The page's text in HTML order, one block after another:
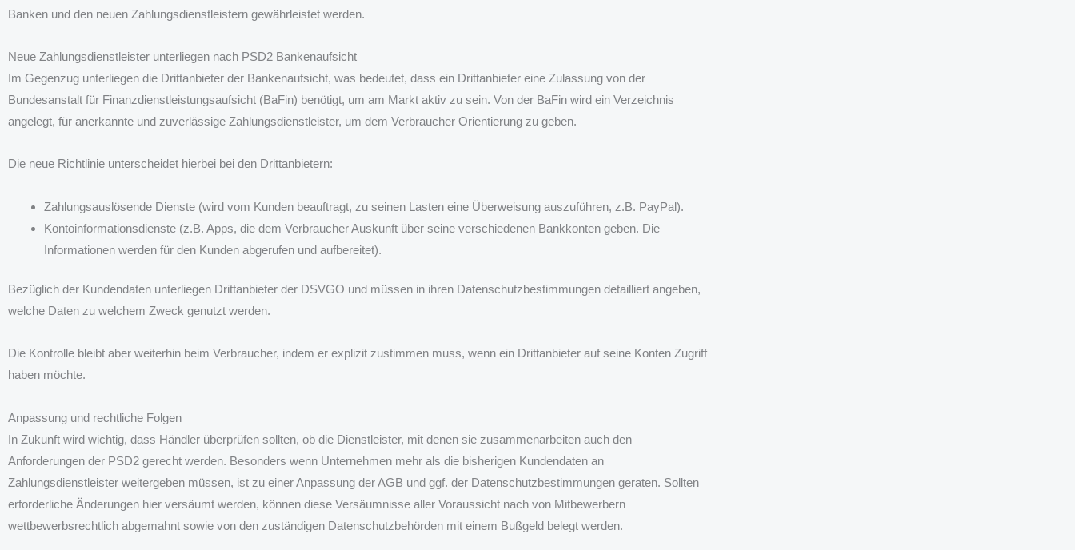
Banken und den neuen Zahlungsdienstleistern gewährleistet werden.
Neue Zahlungsdienstleister unterliegen nach PSD2 Bankenaufsicht
Im Gegenzug unterliegen die Drittanbieter der Bankenaufsicht, was bedeutet, dass ein Drittanbieter eine Zulassung von der
Bundesanstalt für Finanzdienstleistungsaufsicht (BaFin) benötigt, um am Markt aktiv zu sein. Von der BaFin wird ein Verzeichnis
angelegt, für anerkannte und zuverlässige Zahlungsdienstleister, um dem Verbraucher Orientierung zu geben.
Die neue Richtlinie unterscheidet hierbei bei den Drittanbietern:
Zahlungsauslösende Dienste (wird vom Kunden beauftragt, zu seinen Lasten eine Überweisung auszuführen, z.B. PayPal).
Kontoinformationsdienste (z.B. Apps, die dem Verbraucher Auskunft über seine verschiedenen Bankkonten geben. Die
Informationen werden für den Kunden abgerufen und aufbereitet).
Bezüglich der Kundendaten unterliegen Drittanbieter der DSVGO und müssen in ihren Datenschutzbestimmungen detailliert angeben,
welche Daten zu welchem Zweck genutzt werden.
Die Kontrolle bleibt aber weiterhin beim Verbraucher, indem er explizit zustimmen muss, wenn ein Drittanbieter auf seine Konten Zugriff
haben möchte.
Anpassung und rechtliche Folgen
In Zukunft wird wichtig, dass Händler überprüfen sollten, ob die Dienstleister, mit denen sie zusammenarbeiten auch den
Anforderungen der PSD2 gerecht werden. Besonders wenn Unternehmen mehr als die bisherigen Kundendaten an
Zahlungsdienstleister weitergeben müssen, ist zu einer Anpassung der AGB und ggf. der Datenschutzbestimmungen geraten. Sollten
erforderliche Änderungen hier versäumt werden, können diese Versäumnisse aller Voraussicht nach von Mitbewerbern
wettbewerbsrechtlich abgemahnt sowie von den zuständigen Datenschutzbehörden mit einem Bußgeld belegt werden.